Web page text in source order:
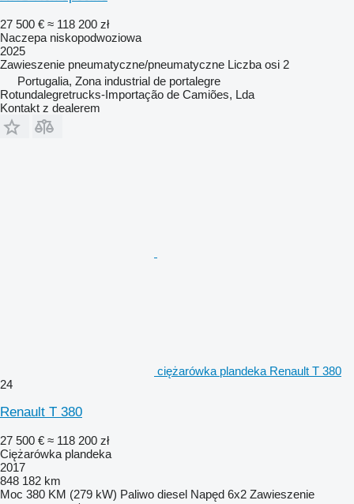
27 500 € ≈ 118 200 zł
Naczepa niskopodwoziowa
2025
Zawieszenie pneumatyczne/pneumatyczne Liczba osi 2
Portugalia, Zona industrial de portalegre
Rotundalegretrucks-Importação de Camiões, Lda
Kontakt z dealerem
ciężarówka plandeka Renault T 380
24
Renault T 380
27 500 € ≈ 118 200 zł
Ciężarówka plandeka
2017
848 182 km
Moc 380 KM (279 kW) Paliwo diesel Napęd 6x2 Zawieszenie